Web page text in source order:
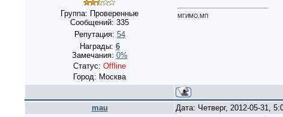
Группа: Проверенные
Сообщений: 335
Репутация: 54
Награды: 6
Замечания: 0%
Статус: Offline
Город: Москва
МГИМО,МП
mau Дата: Четверг, 2012-05-31,